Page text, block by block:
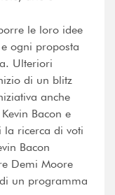
le loro idee
ogni proposta
Ulteriori
di un blitz
anche
Bacon e
la ricerca di voti
Bacon
Demi Moore
un programma